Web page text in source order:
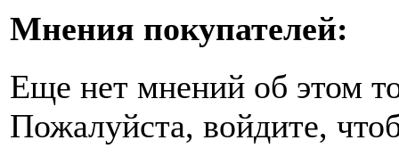
Мнения покупателей:
Еще нет мнений об этом
Пожалуйста, войдите,